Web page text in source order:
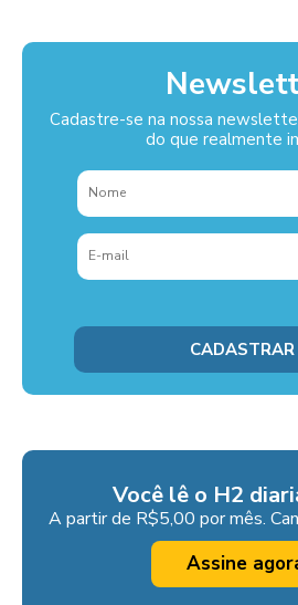
Cadastre-se na nossa
do que realmente
Você lê o H2
A partir de R$5,00 por mês.
Assine